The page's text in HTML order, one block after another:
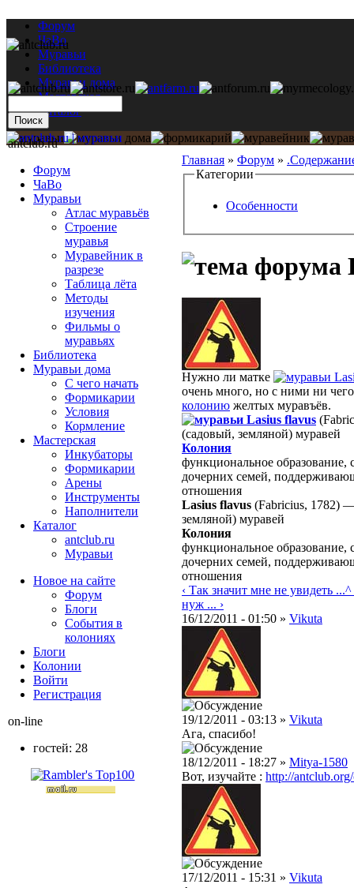
Форум
ЧаВо
Муравьи
Библиотека
Муравьи дома
Мастерская
Каталог
Главная » Форум »
Категории
Особенности
Нужно ли матке
очень много, но с ними ни
колонию желтых муравъёв.
Lasius flavus
(садовый, земляной) муравей
Колония
функциональное образование,
дочерних семей,
отношения
Lasius flavus (Fabricius, 1782)
земляной) муравей
Колония
функциональное образование,
дочерних семей,
отношения
‹ Так значит мне не увидеть ...^
нуж ... ›
16/12/2011 - 01:50 » Vikuta
19/12/2011 - 03:13 » Vikuta
Ага, спасибо!
18/12/2011 - 18:27 » Mitya-1580
Вот, изучайте : http://
17/12/2011 - 15:31 » Vikuta
antclub.ru
Форум
ЧаВо
Муравьи
Атлас муравьёв
Строение
муравья
Муравейник в
разрезе
Таблица лёта
Методы
изучения
Фильмы о
муравьях
Библиотека
Муравьи дома
С чего начать
Формикарии
Условия
Кормление
Мастерская
Инкубаторы
Формикарии
Арены
Инструменты
Наполнители
Каталог
antclub.ru
Муравьи
Новое на сайте
Форум
Блоги
События в
колониях
Блоги
Колонии
Войти
Peгиcтpaция
on-line
гостей: 28